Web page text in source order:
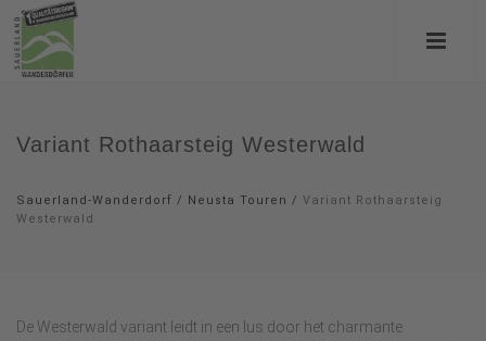
Variant Rothaarsteig Westerwald
Sauerland-Wanderdorf / Neusta Touren / Variant Rothaarsteig
Westerwald
De Westerwald variant leidt in een lus door het charmante